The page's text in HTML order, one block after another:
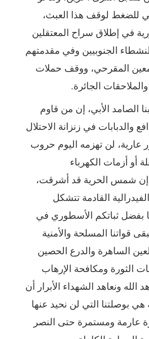
للضغط لوقف هذا العبث،
في إطلاق سراح المعتقلين
الجنوبيين وفي مقدمتهم
معين المقرحي، ووقف حملات
الجائرة.
الصامد الأبي، إن من قاوم
والدبابات في زنزانة الاحتلال
عارية، لن تهزمه اليوم حروب
أو أزمات الكهرباء
إن شمس الحرية قد أشرقت،
القادمة تتشكل
بفضل ثباتكم الأسطوري في
قواتنا المسلحة والأمنية
الساهرة والدرع الحصين
الثورة ومكافحة الإرهاب
الله ونعاهد الشهداء الأبرار أن
هي بوصلتنا التي لن نحيد عنها
عارمة ومستمرة حتى النصر